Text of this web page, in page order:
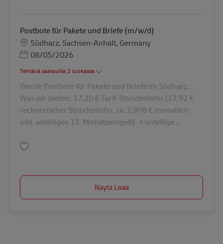
Postbote für Pakete und Briefe (m/w/d)
SijaintiSüdharz, Sachsen-Anhalt, Germany
Posted Date
08/05/2026
Tehtävä saatavilla 2 luokassa
Werde Postbote für Pakete und Briefe im Südharz.
Was wir bieten. 17,20 € Tarif-Stundenlohn (17,92 €
rechnerischer Stundenlohn, ca. 2.998 € monatlich
inkl. anteiliges 13. Monatsentgelt). + anteilige...
Näytä Lisää